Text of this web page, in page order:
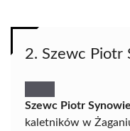
2. Szewc Piotr
Szewc Piotr
kaletników w